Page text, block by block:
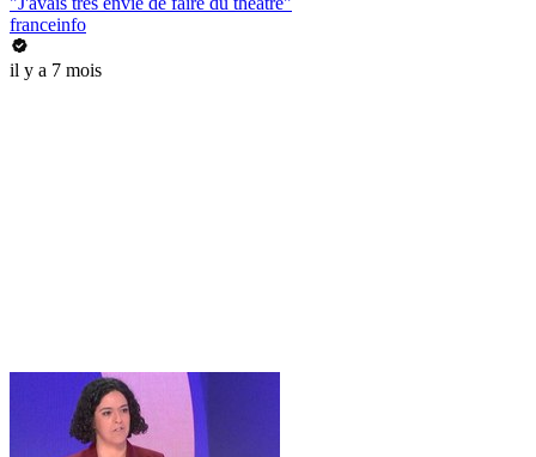
franceinfo
il y a 7 mois